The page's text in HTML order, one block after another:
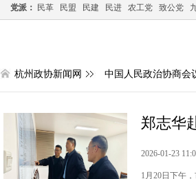
党派： 民革 民盟 民建 民进 农工党 致公党
杭州政协新闻网 中国人民政治协商会
郑志华
2026-01-23
1月20日下午